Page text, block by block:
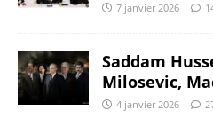
7 janvier 2026
Saddam
Milosevic,
4 janvier 2026